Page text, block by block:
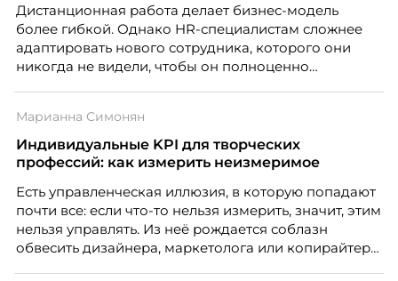
Дистанционная работа делает бизнес-модель
более гибкой. Однако HR-специалистам сложнее
адаптировать нового сотрудника, которого они
никогда не видели, чтобы он полноценно
Марианна Симонян
Индивидуальные KPI для творческих
профессий: как измерить неизмеримое
Есть управленческая иллюзия, в которую попадают
почти все: если что-то нельзя измерить, значит, этим
нельзя управлять. Из неё рождается соблазн
обвесить дизайнера, маркетолога или копирайтера